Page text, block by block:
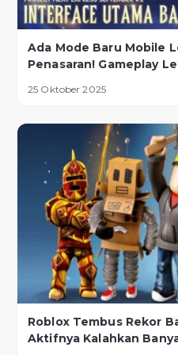
Ada Mode Baru Mobile
Penasaran! Gameplay
25 Oktober 2025
Roblox Tembus Rekor
Aktifnya Kalahkan